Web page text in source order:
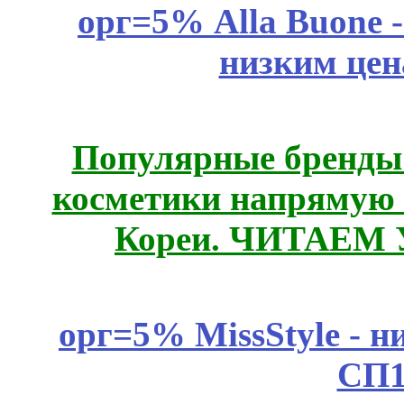
орг=5% Alla Buone
низким
Популярные
косметики
Кореи.
орг=5% MissStyle -